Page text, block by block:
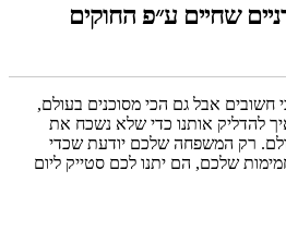
שחיים ע״פ החוקים
אבל גם הכי מסוכנים בעולם,
להדליק אותנו כדי שלא נשכח את
רק המשפחה שלכם יודעת שכדי
שלכם, הם יתנו לכם סטייק ליום